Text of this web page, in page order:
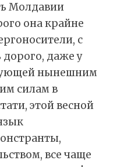
Молдавии
она крайне
с
дорого, даже у
нынешним
силам в
этой весной
все чаще